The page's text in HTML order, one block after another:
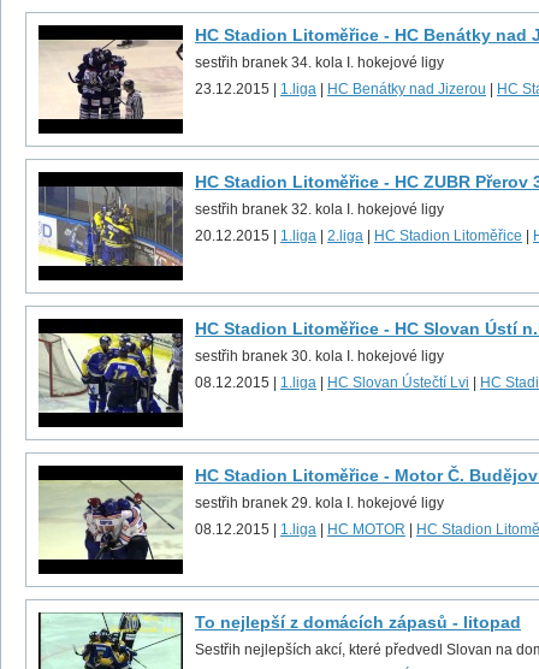
HC Stadion Litoměřice - HC Benátky nad
sestřih branek 34. kola I. hokejové ligy
23.12.2015 | 1.liga HC Benátky nad Jizerou HC
HC Stadion Litoměřice - HC ZUBR Přerov
sestřih branek 32. kola I. hokejové ligy
20.12.2015 | 1.liga 2.liga HC Stadion Litoměřice
HC Stadion Litoměřice - HC Slovan Ústí
sestřih branek 30. kola I. hokejové ligy
08.12.2015 | 1.liga HC Slovan Ústečtí Lvi HC
HC Stadion Litoměřice - Motor Č.
sestřih branek 29. kola I. hokejové ligy
08.12.2015 | 1.liga HC MOTOR HC Stadion
To nejlepší z domácích zápasů - litopad
Sestřih nejlepších akcí, které předvedl Slovan na